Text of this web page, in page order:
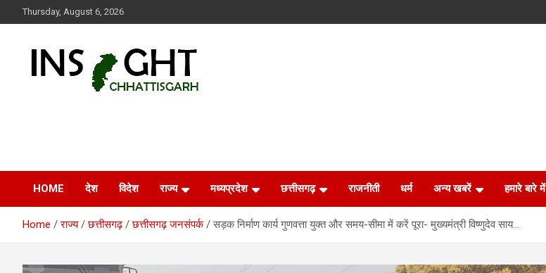
to
Thursday, August 6, 2026
HOME देश विदेश राज्य मध्यप्रदेश छत्तीसगढ़ राजनीती धर्म अन्य खबरें हमारे बारे में
Home राज्य छत्तीसगढ़ छत्तीसगढ़ जनसंपर्क सड़क निर्माण कार्य गुणवत्ता युक्त और समय-सीमा में करें पूरा- मुख्यमंत्री विष्णुदेव साय…